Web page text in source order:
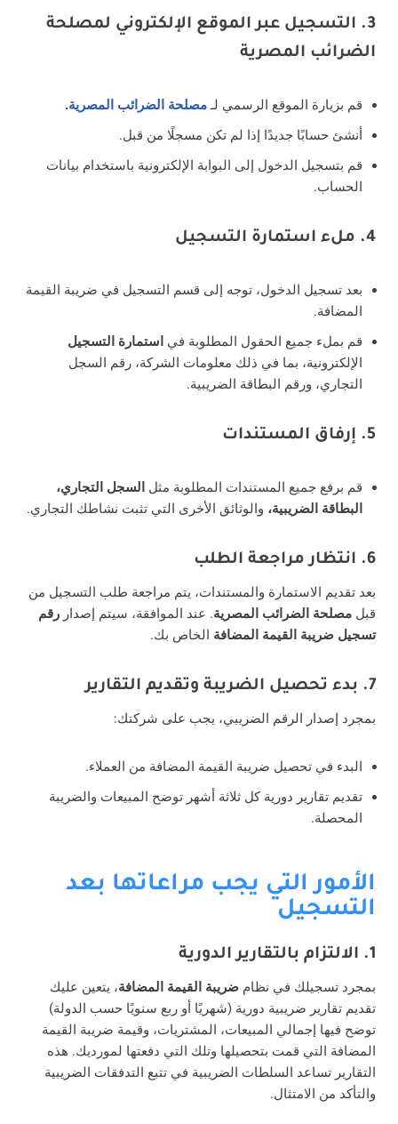
3. التسجيل عبر الموقع الإلكتروني لمصلحة
الضرائب المصرية
قم بزيارة الموقع الرسمي لـمصلحة الضرائب المصرية.
أنشئ حسابًا جديدًا إذا لم تكن مسجلًا من قبل.
قم بتسجيل الدخول إلى البوابة الإلكترونية باستخدام بيانات
الحساب.
4. ملء استمارة التسجيل
بعد تسجيل الدخول، توجه إلى قسم التسجيل في ضريبة القيمة
المضافة.
قم بملء جميع الحقول المطلوبة في استمارة التسجيل
الإلكترونية، بما في ذلك معلومات الشركة، رقم السجل
التجاري، ورقم البطاقة الضريبية.
5. إرفاق المستندات
قم برفع جميع المستندات المطلوبة مثل السجل التجاري،
البطاقة الضريبية، والوثائق الأخرى التي تثبت نشاطك التجاري.
6. انتظار مراجعة الطلب
بعد تقديم الاستمارة والمستندات، يتم مراجعة طلب التسجيل من
قبل مصلحة الضرائب المصرية. عند الموافقة، سيتم إصدار رقم
تسجيل ضريبة القيمة المضافة الخاص بك.
7. بدء تحصيل الضريبة وتقديم التقارير
بمجرد إصدار الرقم الضريبي، يجب على شركتك:
البدء في تحصيل ضريبة القيمة المضافة من العملاء.
تقديم تقارير دورية كل ثلاثة أشهر توضح المبيعات والضريبة
المحصلة.
الأمور التي يجب مراعاتها بعد
التسجيل
1. الالتزام بالتقارير الدورية
بمجرد تسجيلك في نظام ضريبة القيمة المضافة، يتعين عليك
تقديم تقارير ضريبية دورية (شهريًا أو ربع سنويًا حسب الدولة)
توضح فيها إجمالي المبيعات، المشتريات، وقيمة ضريبة القيمة
المضافة التي قمت بتحصيلها وتلك التي دفعتها لمورديك. هذه
التقارير تساعد السلطات الضريبية في تتبع التدفقات الضريبية
والتأكد من الامتثال.